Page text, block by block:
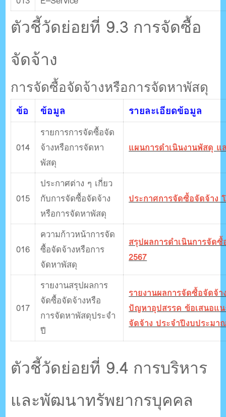
ตัวชี้วัดย่อยที่ 9.3 การจัดซื้อ
จัดจ้าง
การจัดซื้อจัดจ้างหรือการจัดหาพัสดุ
ข้อ ข้อมูล รายละเอียดข้อมูล
014
รายการการจัดซื้อจัด
จ้างหรือการจัดหา
พัสดุ
แผนการดำเนินงานพัสดุ
015
ประกาศต่าง ๆ เกี่ยว
กับการจัดซื้อจัดจ้าง
หรือการจัดหาพัสดุ
ประกาศการจัดซื้อจัดจ้าง
016
ความก้าวหน้าการจัด
ซื้อจัดจ้างหรือการ
จัดหาพัสดุ
สรุปผลการดําเนินการจัด
2567
017
รายงานสรุปผลการ
จัดซื้อจัดจ้างหรือ
การจัดหาพัสดุประจํา
ปี
รายงานผลการจัดซื้อจัดจ้
ปัญหาอุปสรรค ข้อเสนอแ
จัดจ้าง ประจำปีงบประมา
ตัวชี้วัดย่อยที่ 9.4 การบริหาร
และพัฒนาทรัพยากรบุคคล